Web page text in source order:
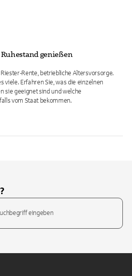
genießen
Rente, betriebliche Altersvorsorge.
viele. Erfahren Sie, was die einzelnen
sie geeignet sind und welche
vom Staat bekommen.